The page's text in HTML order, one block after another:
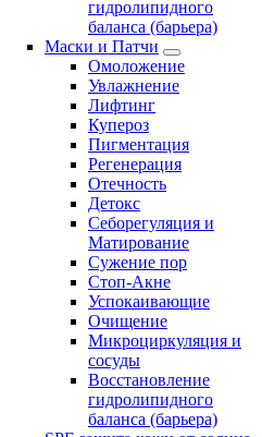
гидролипидного
баланса (барьера)
Маски и Патчи
Омоложение
Увлажнение
Лифтинг
Купероз
Пигментация
Регенерация
Отечность
Детокс
Себорегуляция и
Матирование
Сужение пор
Стоп-Акне
Успокаивающие
Очищение
Микроциркуляция и
сосуды
Восстановление
гидролипидного
баланса (барьера)